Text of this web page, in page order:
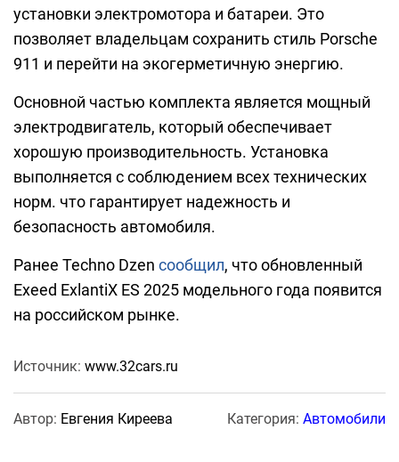
установки электромотора и батареи. Это
позволяет владельцам сохранить стиль Porsche
911 и перейти на экогерметичную энергию.
Основной частью комплекта является мощный
электродвигатель, который обеспечивает
хорошую производительность. Установка
выполняется с соблюдением всех технических
норм. что гарантирует надежность и
безопасность автомобиля.
Ранее Techno Dzen сообщил, что обновленный
Exeed ExlantiX ES 2025 модельного года появится
на российском рынке.
Источник: www.32cars.ru
Автор: Евгения Киреева Категория: Автомобили